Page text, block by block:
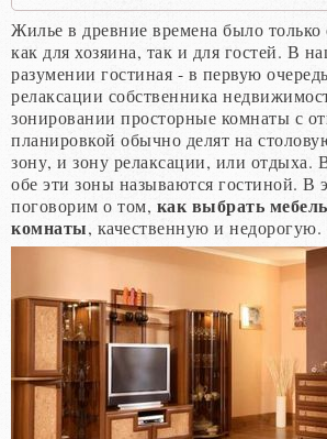
Жилье в древние времена было
как для хозяина, так и для гостей. В
разумении гостиная - в первую
релаксации собственника
зонировании просторные комнаты с
планировкой обычно делят на
зону, и зону релаксации, или отдыха.
обе эти зоны называются гостиной. В
поговорим о том, как выбрать
комнаты, качественную и недорогую.